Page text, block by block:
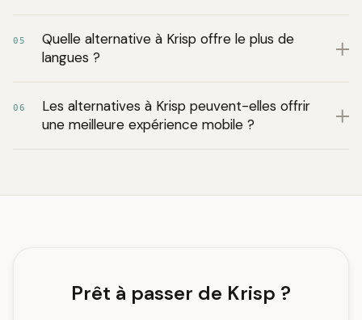
05
Quelle alternative à Krisp offre le plus de
langues ?
06
Les alternatives à Krisp peuvent-elles offrir
une meilleure expérience mobile ?
Prêt à passer de Krisp ?